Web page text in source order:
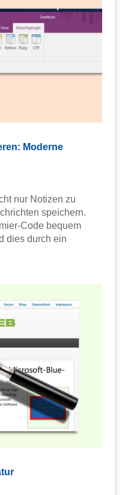
Moderne
nur Notizen zu
speichern.
Code bequem
dies durch ein